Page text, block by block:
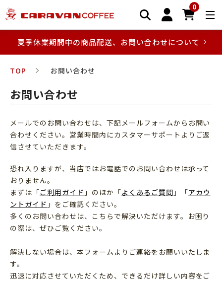
0
夏季休業期間中の商品配送、お問い合わせについて
TOP お問い合わせ
お問い合わせ
メールでのお問い合わせは、下記メールフォームからお問い
合わせください。営業時間内にカスタマーサポートよりご返
信させていただきます。
恐れ入りますが、当店ではお電話でのお問い合わせは承って
おりません。
まずは「ご利用ガイド 」のほか「よくあるご質問 」「アカウ
ントガイド 」をご確認ください。
多くのお問い合わせは、こちらで解決いただけます。お困り
の際は、ぜひご覧ください。
解決しない場合は、本フォームよりご連絡をお願いいたしま
す。
迅速に対応させていただくため、できるだけ詳しい内容をご